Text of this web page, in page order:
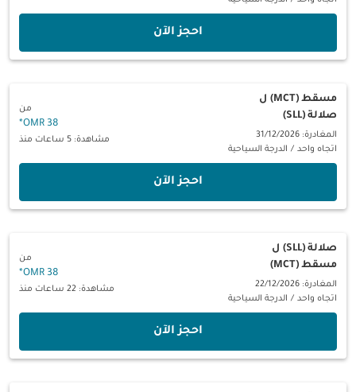
‫احجز الآن‬
مسقط (MCT)
ل
صلالة (SLL)
المغادرة: 31/12/2026
اتجاه واحد / الدرجة السياحية
من
38 OMR
*
مشاهدة: 5 ساعات منذ
‫احجز الآن‬
صلالة (SLL)
ل
مسقط (MCT)
المغادرة: 22/12/2026
اتجاه واحد / الدرجة السياحية
من
38 OMR
*
مشاهدة: 22 ساعات منذ
‫احجز الآن‬